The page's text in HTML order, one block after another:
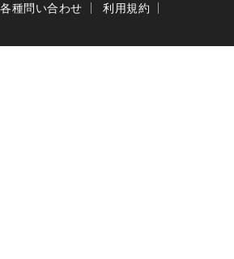
各種問い合わせ
利用規約